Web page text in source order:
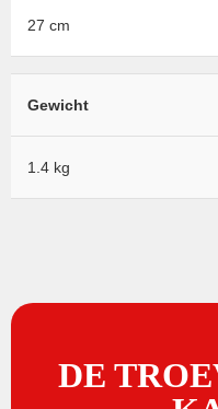
27 cm
Gewicht
1.4 kg
DE